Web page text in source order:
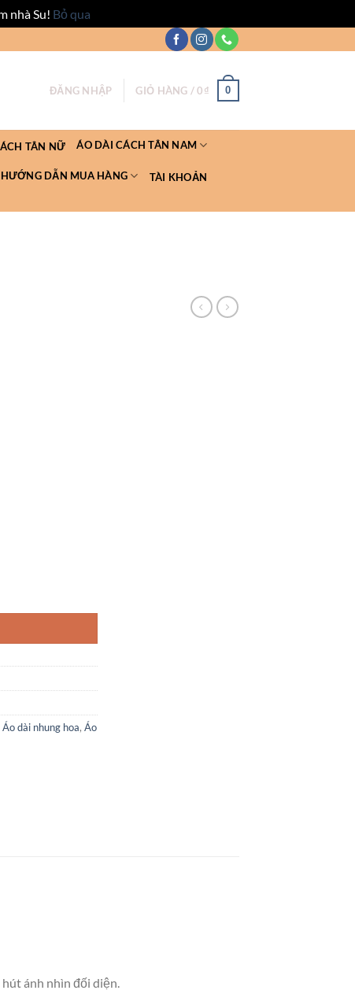
nhà Su! Bỏ qua
ĐĂNG NHẬP GIỎ HÀNG /0₫ 0
TÂN NỮ ÁO DÀI CÁCH TÂN NAM
HƯỚNG DẪN MUA HÀNG TÀI KHOẢN
Áo dài nhung hoa, Áo
ánh nhìn đối diện.